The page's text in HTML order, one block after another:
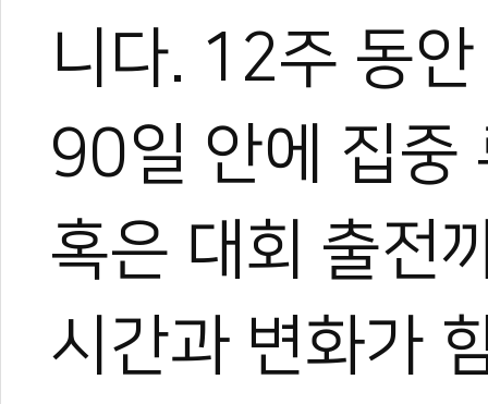
니다. 12주 동
90일 안에 집중
혹은 대회 출전
시간과 변화가